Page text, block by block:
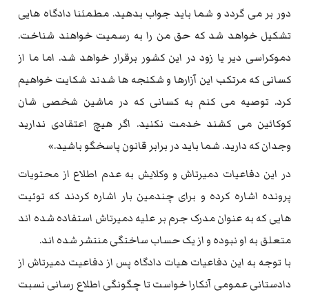
دور بر می گردد و شما باید جواب بدهید. مطمئنا دادگاه هایی
تشکیل خواهد شد که حق من را به رسمیت خواهند شناخت.
دموکراسی دیر یا زود در این کشور برقرار خواهد شد. اما ما از
کسانی که مرتکب این آزارها و شکنجه ها شدند شکایت خواهیم
کرد. توصیه می کنم به کسانی که در ماشین شخصی شان
کوکائین می کشند خدمت نکنید. اگر هیچ اعتقادی ندارید
وجدان که دارید. شما باید در برابر قانون پاسخگو باشید.»
در این دفاعیات دمیرتاش و وکلایش به عدم اطلاع از محتویات
پرونده اشاره کرده و برای چندمین بار اشاره کردند که توئیت
هایی که به عنوان مدرک جرم بر علیه دمیرتاش استفاده شده اند
متعلق به او نبوده و از یک حساب ساختگی منتشر شده اند.
با توجه به این دفاعیات هیات دادگاه پس از دفاعیت دمیرتاش از
دادستانی عمومی آنکارا خواست تا چگونگی اطلاع رسانی نسبت